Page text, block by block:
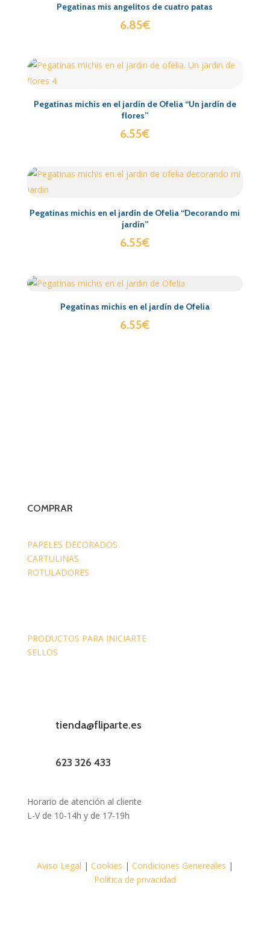
Pegatinas mis angelitos de cuatro patas
6.85€
Pegatinas michis en el jardín de Ofelia “Un jardín de
flores”
6.55€
Pegatinas michis en el jardín de Ofelia “Decorando mi
jardín”
6.55€
Pegatinas michis en el jardín de Ofelia
6.55€
COMPRAR
PAPELES DECORADOS
CARTULINAS
ROTULADORES
PRODUCTOS PARA INICIARTE
SELLOS
tienda@fliparte.es
623 326 433
Horario de atención al cliente
L-V de 10-14h y de 17-19h
Aviso Legal | Cookies | Condiciones Genereales |
Política de privacidad